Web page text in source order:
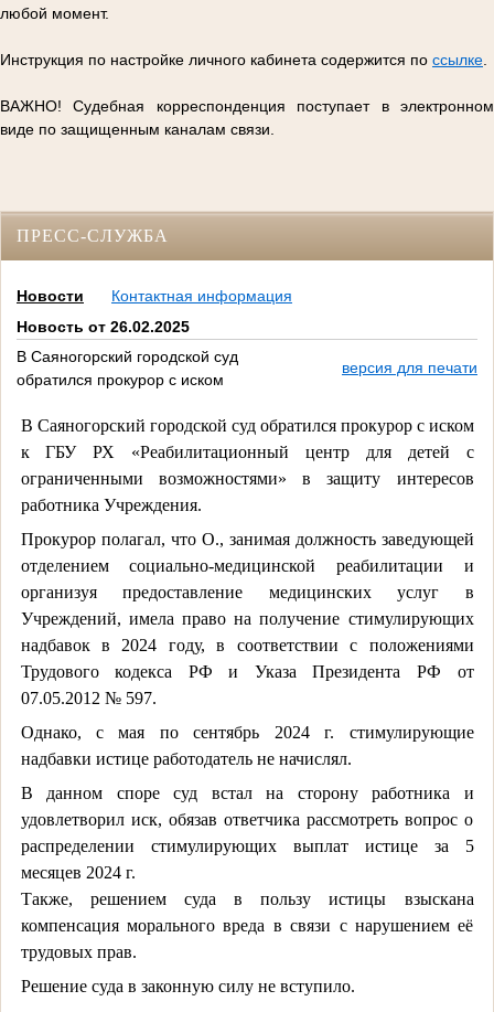
любой момент.
Инструкция по настройке личного кабинета содержится по ссылке
ВАЖНО! Судебная корреспонденция поступает в электронном
виде по защищенным каналам связи.
ПРЕСС-СЛУЖБА
Новости
Контактная информация
Новость от 26.02.2025
В Саяногорский городской суд
обратился прокурор с иском
версия для печати
В Саяногорский городской суд обратился прокурор с иском
к ГБУ РХ «Реабилитационный центр для детей с
ограниченными возможностями» в защиту интересов
работника Учреждения.
Прокурор полагал, что О., занимая должность заведующей
отделением социально-медицинской реабилитации и
организуя предоставление медицинских услуг в
Учреждений, имела право на получение стимулирующих
надбавок в 2024 году, в соответствии с положениями
Трудового кодекса РФ и Указа Президента РФ от
07.05.2012 № 597.
Однако, с мая по сентябрь 2024 г. стимулирующие
надбавки истице работодатель не начислял.
В данном споре суд встал на сторону работника и
удовлетворил иск, обязав ответчика рассмотреть вопрос о
распределении стимулирующих выплат истице за 5
месяцев 2024 г.
Также, решением суда в пользу истицы взыскана
компенсация морального вреда в связи с нарушением её
трудовых прав.
Решение суда в законную силу не вступило.